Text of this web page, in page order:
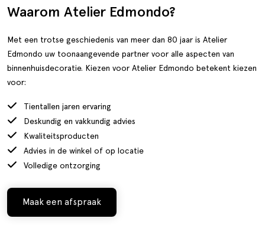
Waarom Atelier Edmondo?
Met een trotse geschiedenis van meer dan 80 jaar is Atelier
Edmondo uw toonaangevende partner voor alle aspecten van
binnenhuisdecoratie. Kiezen voor Atelier Edmondo betekent kiezen
voor:
Tientallen jaren ervaring
Deskundig en vakkundig advies
Kwaliteitsproducten
Advies in de winkel of op locatie
Volledige ontzorging
Maak een afspraak